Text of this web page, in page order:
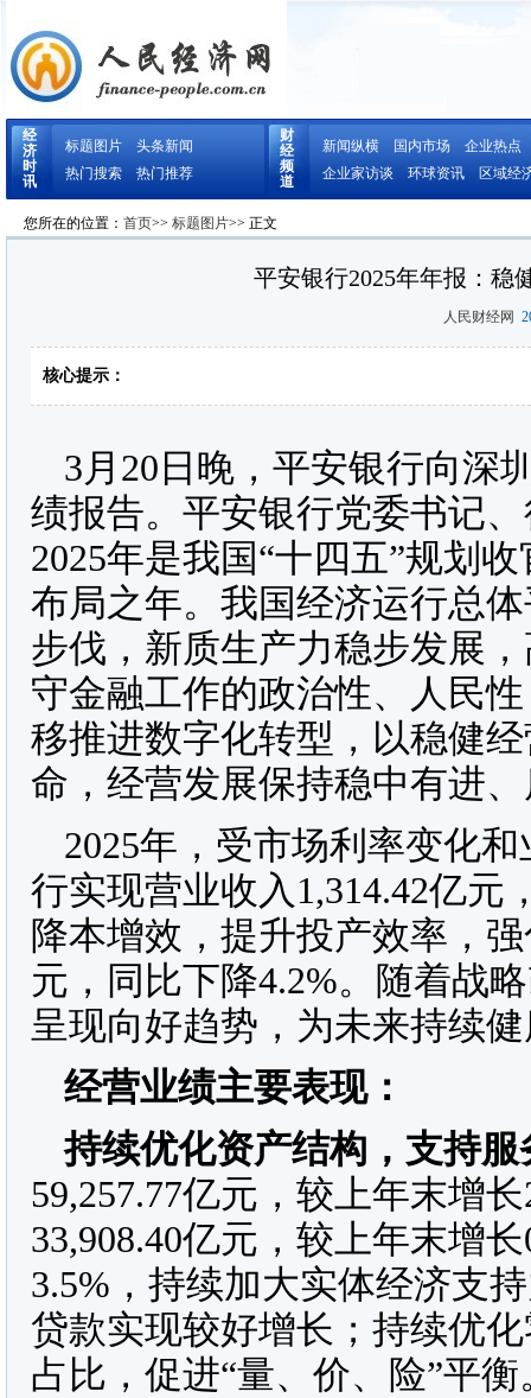
经
济
时
讯
标题图片
头条新闻
热门搜索
热门推荐
财
经
频
道
新闻纵横 国内市场
企业热点
企业家访谈
环球资讯 区域经
您所在的位置： 首页>> 标题图片>> 正文
平安银行2025年年报：稳
人民财经网
核心提示：
3月20日晚，平安银行向深
绩报告。平安银行党委书记
2025年是我国“十四五”规划
布局之年。我国经济运行总
步伐，新质生产力稳步发展
守金融工作的政治性、人民
移推进数字化转型，以稳健
命，经营发展保持稳中有进
2025年，受市场利率变化
行实现营业收入1,314.42亿元
降本增效，提升投产效率，
元，同比下降4.2%。随着战
呈现向好趋势，为未来持续
经营业绩主要表现：
持续优化资产结构，支持
59,257.77亿元，较上年末增
33,908.40亿元，较上年末增
3.5%，持续加大实体经济支
贷款实现较好增长；持续优
占比，促进“量、价、险”平衡